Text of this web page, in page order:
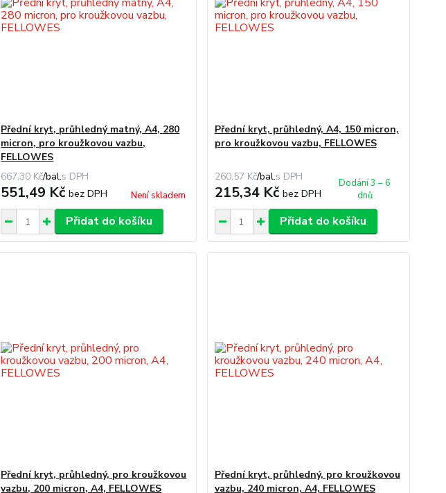
Přední kryt, průhledný matný, A4, 280
micron, pro kroužkovou vazbu,
FELLOWES
667,30 Kč/bal.
551,49 Kčbez DPH Není skladem
Přidat do košíku
Přední kryt, průhledný, A4, 150 micron,
pro kroužkovou vazbu, FELLOWES
260,57 Kč/bal.
215,34 Kč bez DPH
Dodání 3 – 6
dnů
Přidat do košíku
Přední kryt, průhledný, pro kroužkovou
vazbu, 200 micron, A4, FELLOWES
Přední kryt, průhledný, pro kroužkovou
vazbu, 240 micron, A4, FELLOWES